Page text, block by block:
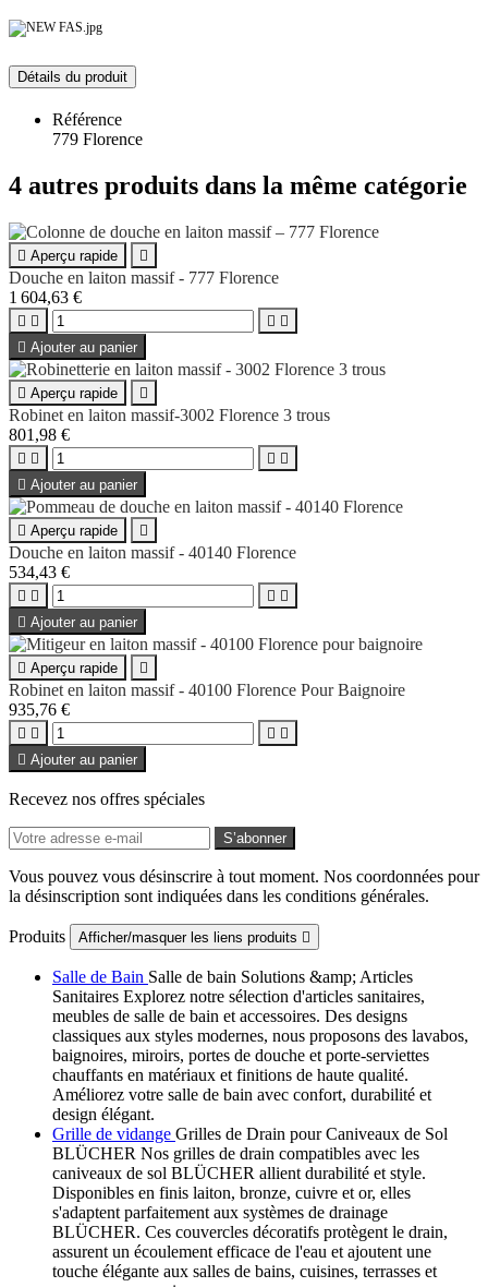
Détails du produit
Référence
779 Florence
4 autres produits dans la même catégorie
 Aperçu rapide 
Douche en laiton massif - 777 Florence
1 604,63 €
   
 Ajouter au panier
 Aperçu rapide 
Robinet en laiton massif-3002 Florence 3 trous
801,98 €
   
 Ajouter au panier
 Aperçu rapide 
Douche en laiton massif - 40140 Florence
534,43 €
   
 Ajouter au panier
 Aperçu rapide 
Robinet en laiton massif - 40100 Florence Pour Baignoire
935,76 €
   
 Ajouter au panier
Recevez nos offres spéciales
Vous pouvez vous désinscrire à tout moment. Nos coordonnées pour
la désinscription sont indiquées dans les conditions générales.
Produits Afficher/masquer les liens produits 
Salle de Bain Salle de bain Solutions &amp; Articles
Sanitaires Explorez notre sélection d'articles sanitaires,
meubles de salle de bain et accessoires. Des designs
classiques aux styles modernes, nous proposons des lavabos,
baignoires, miroirs, portes de douche et porte-serviettes
chauffants en matériaux et finitions de haute qualité.
Améliorez votre salle de bain avec confort, durabilité et
design élégant.
Grille de vidange Grilles de Drain pour Caniveaux de Sol
BLÜCHER Nos grilles de drain compatibles avec les
caniveaux de sol BLÜCHER allient durabilité et style.
Disponibles en finis laiton, bronze, cuivre et or, elles
s'adaptent parfaitement aux systèmes de drainage
BLÜCHER. Ces couvercles décoratifs protègent le drain,
assurent un écoulement efficace de l'eau et ajoutent une
touche élégante aux salles de bains, cuisines, terrasses et